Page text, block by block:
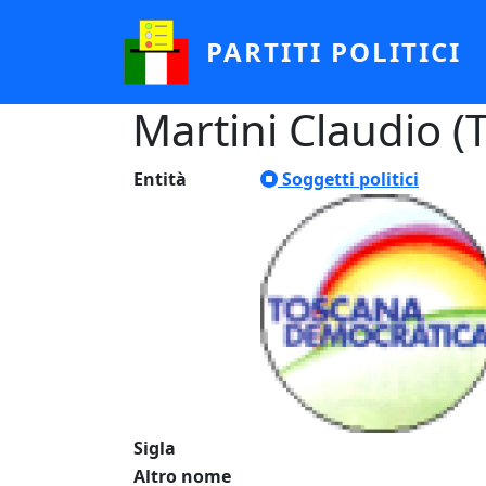
PARTITI POLITICI
Martini Claudio
Entità Soggetti politici
Sigla
Altro nome